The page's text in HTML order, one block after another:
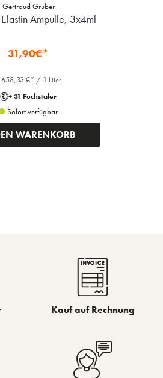
Gertraud Gruber
Ampulle, 3x4ml
31,90€*
€* / 1 Liter
+ 31 Fuchstaler
Sofort verfügbar
WARENKORB
Kauf auf Rechnung